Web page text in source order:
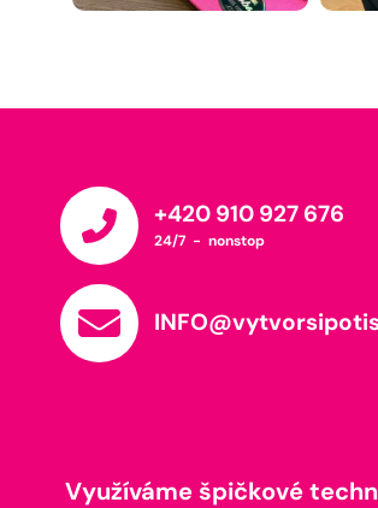
+420 910 927 676
24/7 - nonstop
Využíváme špičkové